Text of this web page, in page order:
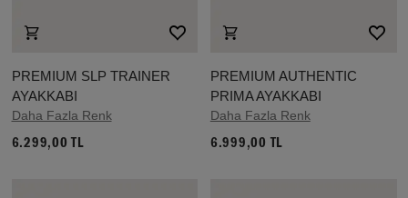
PREMIUM SLP TRAINER
AYAKKABI
Daha Fazla Renk
6.299,00 TL
PREMIUM AUTHENTIC
PRIMA AYAKKABI
Daha Fazla Renk
6.999,00 TL